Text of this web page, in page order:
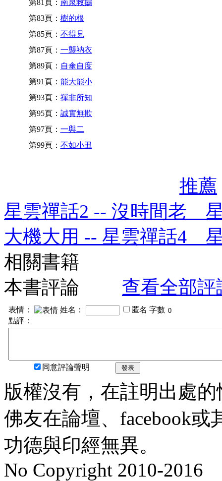
第81頁： 南泉救鵝
第83頁： 樹的根
第85頁： 不得見
第87頁： 一襲衲衣
第89頁： 自傘自度
第91頁： 能大能小
第93頁： 禪非所知
第95頁： 誠實無欺
第97頁： 一與二
第99頁： 不如小丑
推薦
星雲禪話2 -- 沒時間老
大機大用 -- 星雲禪話4
相關書籍
本書評論
查看全部評
表情： 姓名： 匿名 字數
點評：
同意評論聲明 發表
版權沒有，在註明出處
佛友在論壇、facebook
功德與印經無異。
No Copyright 2010-2016